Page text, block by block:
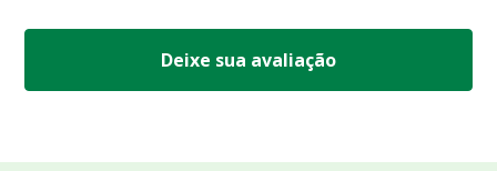
Deixe sua avaliação